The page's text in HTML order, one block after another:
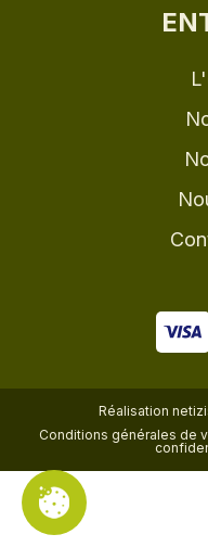
Réalisation
Conditions générales de